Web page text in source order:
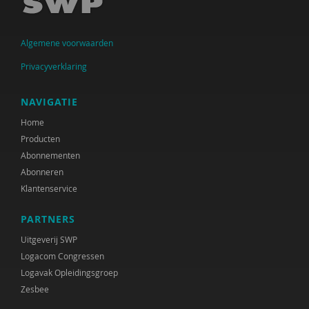
Krijn van Beek
Christien Begemann
Joop Belderok
Elena Bendien
Henk Berg
Sandra Beurskens
Claudia Biegel
Arnoud Boerwinkel
Liesbeth Boerwinkel
Ernst Bohlmeijer
Algemene voorwaarden
Privacyverklaring
NAVIGATIE
Home
Producten
Abonnementen
Abonneren
Klantenservice
PARTNERS
Uitgeverij SWP
Logacom Congressen
Logavak Opleidingsgroep
Zesbee